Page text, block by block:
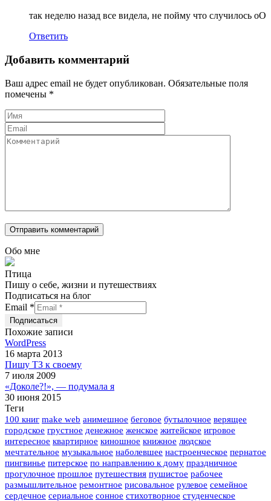
так неделю назад все видела, не пойму что случилось оО
Ответить
Добавить комментарий
Ваш адрес email не будет опубликован. Обязательные поля
помечены *
Обо мне
Птица
Пишу о себе, жизни и путешествиях
Подписаться на блог
Email *
Похожие записи
WordPress
16 марта 2013
Пишу ТЗ к своему
7 июля 2009
«Доколе?!», — подумала я
30 июня 2015
Теги
100 книг make web анимешное беговое бутылочное верящее
городское грустное денежное женское житейское игровое
интересное квартирное киношное книжное людское
мечтательное музыкальное наболевшее настроенческое пернатое
пингвинье питерское по направлению к дому праздничное
прогулочное прошлое путешествия пушистое рабочее
размышлительное ремонтное рисовальное рулевое семейное
сердечное сериальное сонное стихотворное студенческое